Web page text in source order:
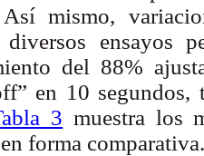
mismo,
ensayos
del 88%
en 10
3 muestra los
forma comparativa.